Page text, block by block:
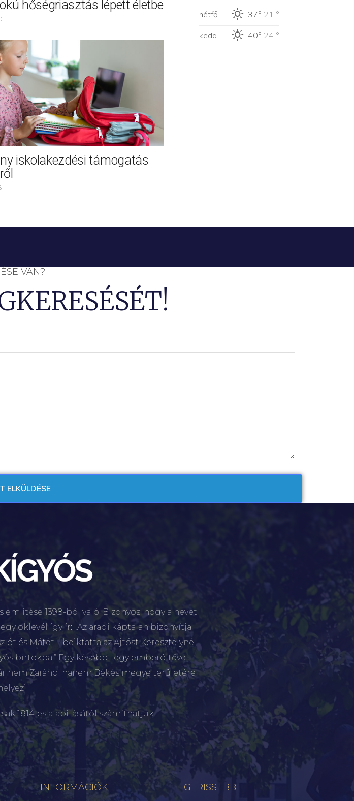
hőségriasztás lépett életbe
iskolakezdési támogatás
hétfő
37° 21 °
kedd
40° 24 °
VAN?
1398-ból való. Bizonyos, hogy a nevet
oklevél így ír: „Az aradi káptalan bizonyítja,
és Mátét – beiktatta az Ajtóst Keresztélyné
birtokba.” Egy későbbi, egy emberöltővel
nem Zaránd, hanem Békés megye területére
1814-es alapításától számíthatjuk.
INFORMÁCIÓK LEGFRISSEBB